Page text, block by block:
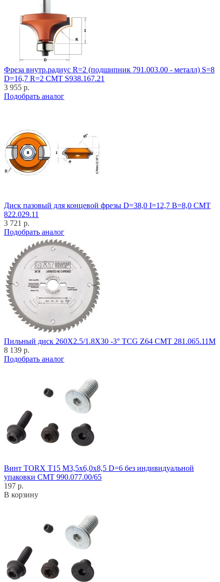
Фреза внутр.радиус R=2 (подшипник 791.003.00 - металл) S=8
D=16,7 R=2 CMT S938.167.21
3 955 р.
Подобрать аналог
Диск пазовый для концевой фрезы D=38,0 I=12,7 B=8,0 CMT
822.029.11
3 721 р.
Подобрать аналог
Пильный диск 260X2.5/1.8X30 -3° TCG Z64 CMT 281.065.11M
8 139 р.
Подобрать аналог
Винт TORX T15 M3,5x6,0x8,5 D=6 без индивидуальной
упаковки CMT 990.077.00/65
197 р.
В корзину